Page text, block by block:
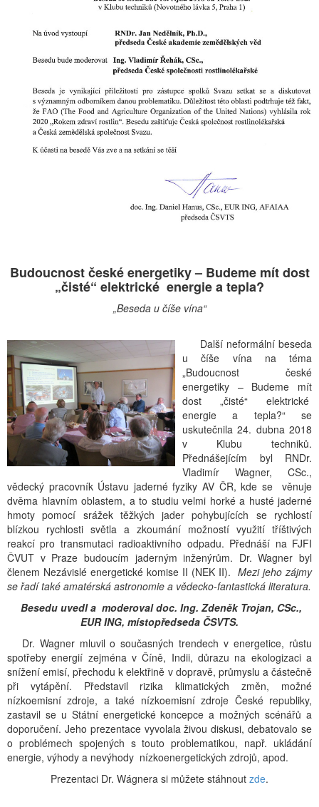
Budoucnost české energetiky – Budeme mít dost
„čisté“ elektrické energie a tepla?
„Beseda u číše vína“
Další neformální beseda
u číše vína na téma
„Budoucnost české
energetiky – Budeme mít
dost „čisté“ elektrické
energie a tepla?“ se
uskutečnila 24. dubna 2018
v Klubu techniků.
Přednášejícím byl RNDr.
Vladimír Wagner, CSc.,
vědecký pracovník Ústavu jaderné fyziky AV ČR, kde se věnuje
dvěma hlavním oblastem, a to studiu velmi horké a husté jaderné
hmoty pomocí srážek těžkých jader pohybujících se rychlostí
blízkou rychlosti světla a zkoumání možností využití tříštivých
reakcí pro transmutaci radioaktivního odpadu. Přednáší na FJFI
ČVUT v Praze budoucím jaderným inženýrům. Dr. Wagner byl
členem Nezávislé energetické komise II (NEK II). Mezi jeho zájmy
se řadí také amatérská astronomie a vědecko-fantastická literatura.
Besedu uvedl a moderoval doc. Ing. Zdeněk Trojan, CSc.,
EUR ING, místopředseda ČSVTS.
Dr. Wagner mluvil o současných trendech v energetice, růstu
spotřeby energií zejména v Číně, Indii, důrazu na ekologizaci a
snížení emisí, přechodu k elektřině v dopravě, průmyslu a částečně
při vytápění. Představil rizika klimatických změn, možné
nízkoemisní zdroje, a také nízkoemisní zdroje České republiky,
zastavil se u Státní energetické koncepce a možných scénářů a
doporučení. Jeho prezentace vyvolala živou diskusi, debatovalo se
o problémech spojených s touto problematikou, např. ukládání
energie, výhody a nevýhody nízkoenergetických zdrojů, apod.
Prezentaci Dr. Wágnera si můžete stáhnout zde.